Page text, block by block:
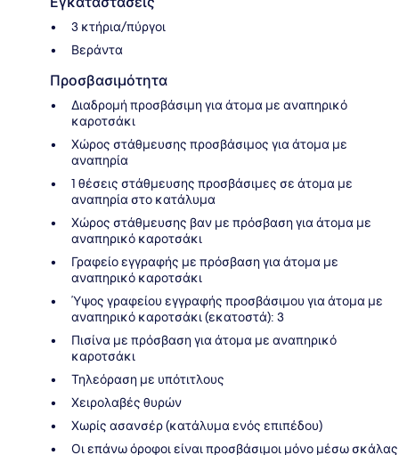
3 κτήρια/πύργοι
Βεράντα
Προσβασιμότητα
Διαδρομή προσβάσιμη για άτομα με αναπηρικό
καροτσάκι
Χώρος στάθμευσης προσβάσιμος για άτομα με
αναπηρία
1 θέσεις στάθμευσης προσβάσιμες σε άτομα με
αναπηρία στο κατάλυμα
Χώρος στάθμευσης βαν με πρόσβαση για άτομα με
αναπηρικό καροτσάκι
Γραφείο εγγραφής με πρόσβαση για άτομα με
αναπηρικό καροτσάκι
Ύψος γραφείου εγγραφής προσβάσιμου για άτομα με
αναπηρικό καροτσάκι (εκατοστά): 3
Πισίνα με πρόσβαση για άτομα με αναπηρικό
καροτσάκι
Τηλεόραση με υπότιτλους
Χειρολαβές θυρών
Χωρίς ασανσέρ (κατάλυμα ενός επιπέδου)
Οι επάνω όροφοι είναι προσβάσιμοι μόνο μέσω σκάλας